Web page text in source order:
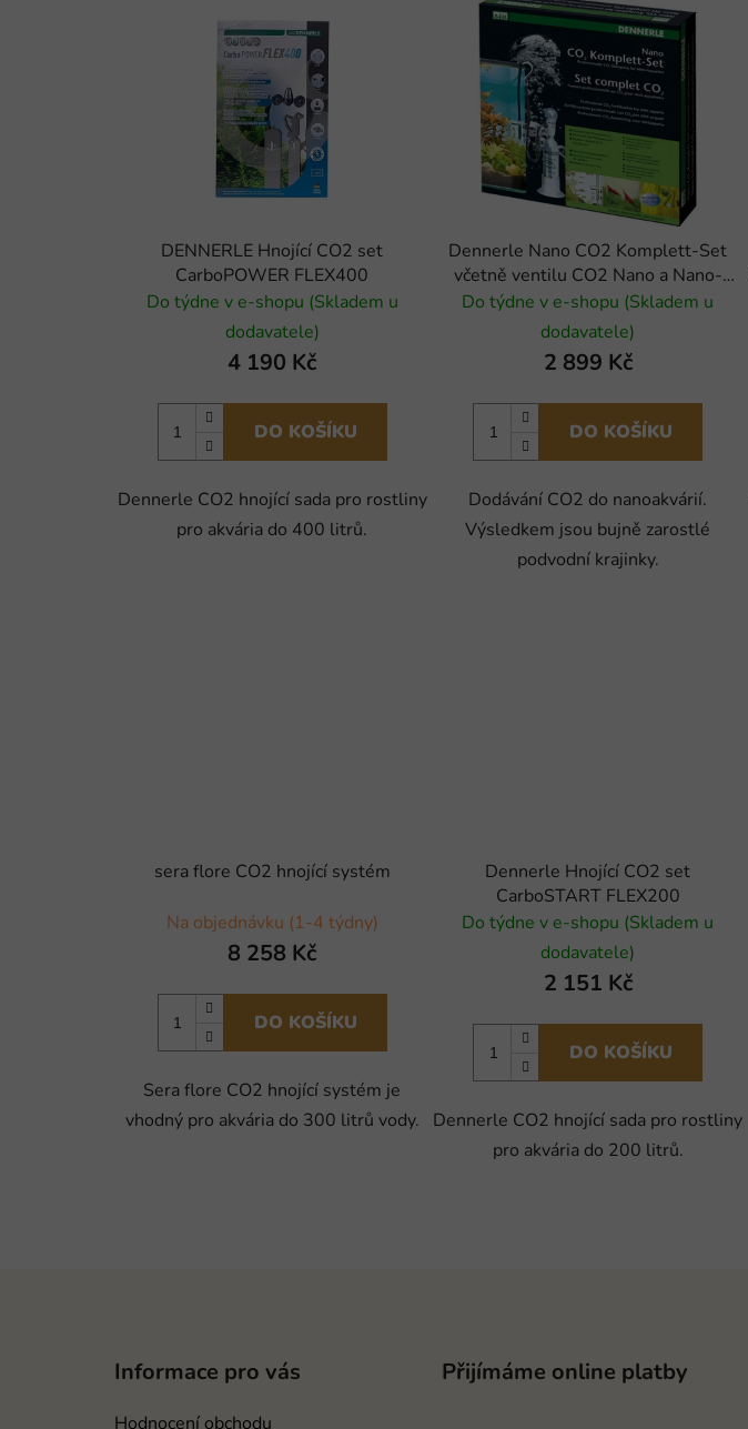
DENNERLE Hnojící CO2 set
CarboPOWER FLEX400
Do týdne v e-shopu (Skladem u
dodavatele)
4 190 Kč
DO KOŠÍKU
Dennerle CO2 hnojící sada pro rostliny
pro akvária do 400 litrů.
Dennerle Nano CO2 Komplett-Set
včetně ventilu CO2 Nano a Nano-
Flipperu
Do týdne v e-shopu (Skladem u
dodavatele)
2 899 Kč
DO KOŠÍKU
Dodávání CO2 do nanoakvárií.
Výsledkem jsou bujně zarostlé
podvodní krajinky.
sera flore CO2 hnojící systém
Na objednávku (1-4 týdny)
8 258 Kč
DO KOŠÍKU
Sera flore CO2 hnojící systém je
vhodný pro akvária do 300 litrů vody.
Dennerle Hnojící CO2 set
CarboSTART FLEX200
Do týdne v e-shopu (Skladem u
dodavatele)
2 151 Kč
DO KOŠÍKU
Dennerle CO2 hnojící sada pro rostliny
pro akvária do 200 litrů.
Informace pro vás
Hodnocení obchodu
Přijímáme online platby